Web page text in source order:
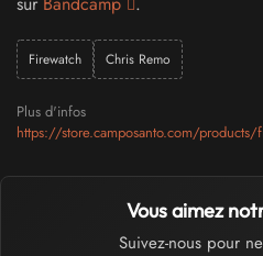
Firewatch Chris Remo
Plus d'infos
https://store.camposanto.com/products/
Vous aimez
Suivez-nous pour